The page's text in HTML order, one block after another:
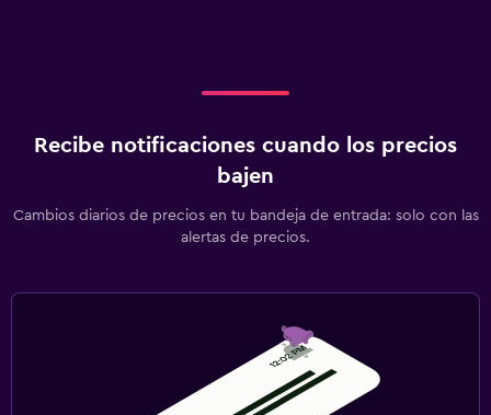
Recibe notificaciones cuando los precios
bajen
Cambios diarios de precios en tu bandeja de entrada: solo con las
alertas de precios.